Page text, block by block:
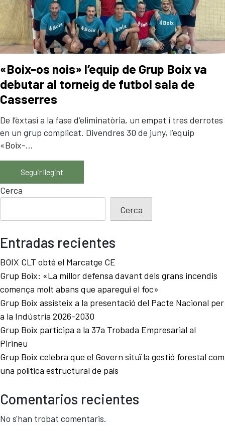
Biomassa
Embalatge
Seguretat Vial
Panells CLT
Contacte
«Boix-os nois» l’equip de Grup Boix va
debutar al torneig de futbol sala de
Casserres
De l’èxtasi a la fase d’eliminatòria, un empat i tres derrotes
en un grup complicat. Divendres 30 de juny, l’equip
«Boix-...
Seguir llegint
Cerca
Cerca
Entradas recientes
BOIX CLT obté el Marcatge CE
Grup Boix: «La millor defensa davant dels grans incendis
comença molt abans que aparegui el foc»
Grup Boix assisteix a la presentació del Pacte Nacional per
a la Indústria 2026-2030
Grup Boix participa a la 37a Trobada Empresarial al
Pirineu
Grup Boix celebra que el Govern situï la gestió forestal com
una política estructural de país
Comentarios recientes
No s'han trobat comentaris.